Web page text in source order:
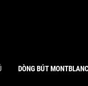
DÒNG BÚT MONTBLANC